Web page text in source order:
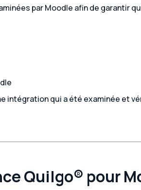
par Moodle afin de garantir
intégration qui a été examinée et
Quilgo® pour